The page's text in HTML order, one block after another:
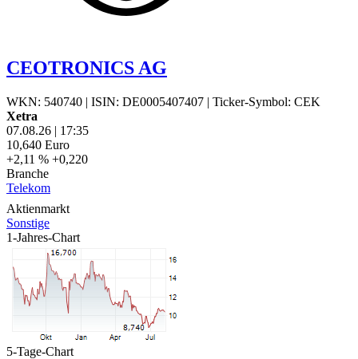
CEOTRONICS AG
WKN: 540740 | ISIN: DE0005407407 | Ticker-Symbol: CEK
Xetra
07.08.26 | 17:35
10,640 Euro
+2,11 % +0,220
Branche
Telekom
Aktienmarkt
Sonstige
1-Jahres-Chart
5-Tage-Chart